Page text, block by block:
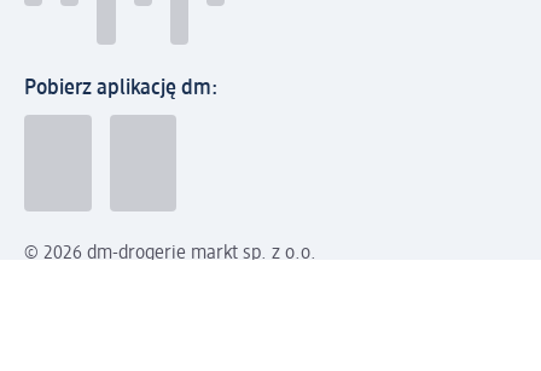
Pobierz aplikację dm:
© 2026 dm-drogerie markt sp. z o.o.